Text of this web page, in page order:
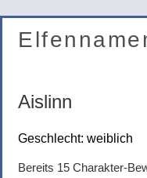
Aislinn
Geschlecht: weiblich
Bereits 15 Charakter-